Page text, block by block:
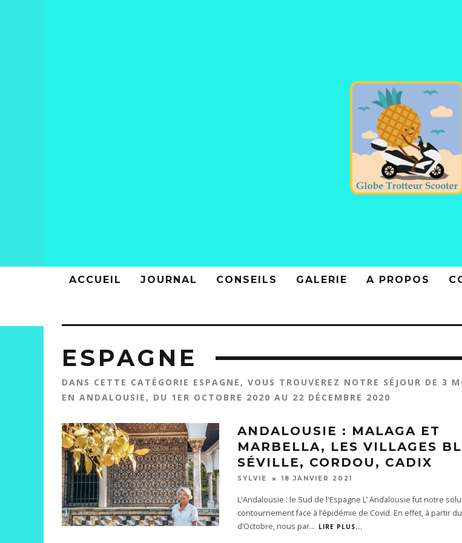
ACCUEIL JOURNAL CONSEILS GALERIE A PROPOS
ESPAGNE
DANS CETTE CATÉGORIE ESPAGNE, VOUS TROUVEREZ NOTRE SÉJOUR DE 3
EN ANDALOUSIE, DU 1ER OCTOBRE 2020 AU 22 DÉCEMBRE 2020
ANDALOUSIE : MALAGA ET
MARBELLA, LES VILLAGES
SÉVILLE, CORDOU, CADIX
SYLVIE 18 JANVIER 2021
L'Andalousie : le Sud de l'Espagne L’ Andalousie fut notre
contournement face à l’épidémie de Covid. En effet, à partir
d’Octobre, nous par... LIRE PLUS...